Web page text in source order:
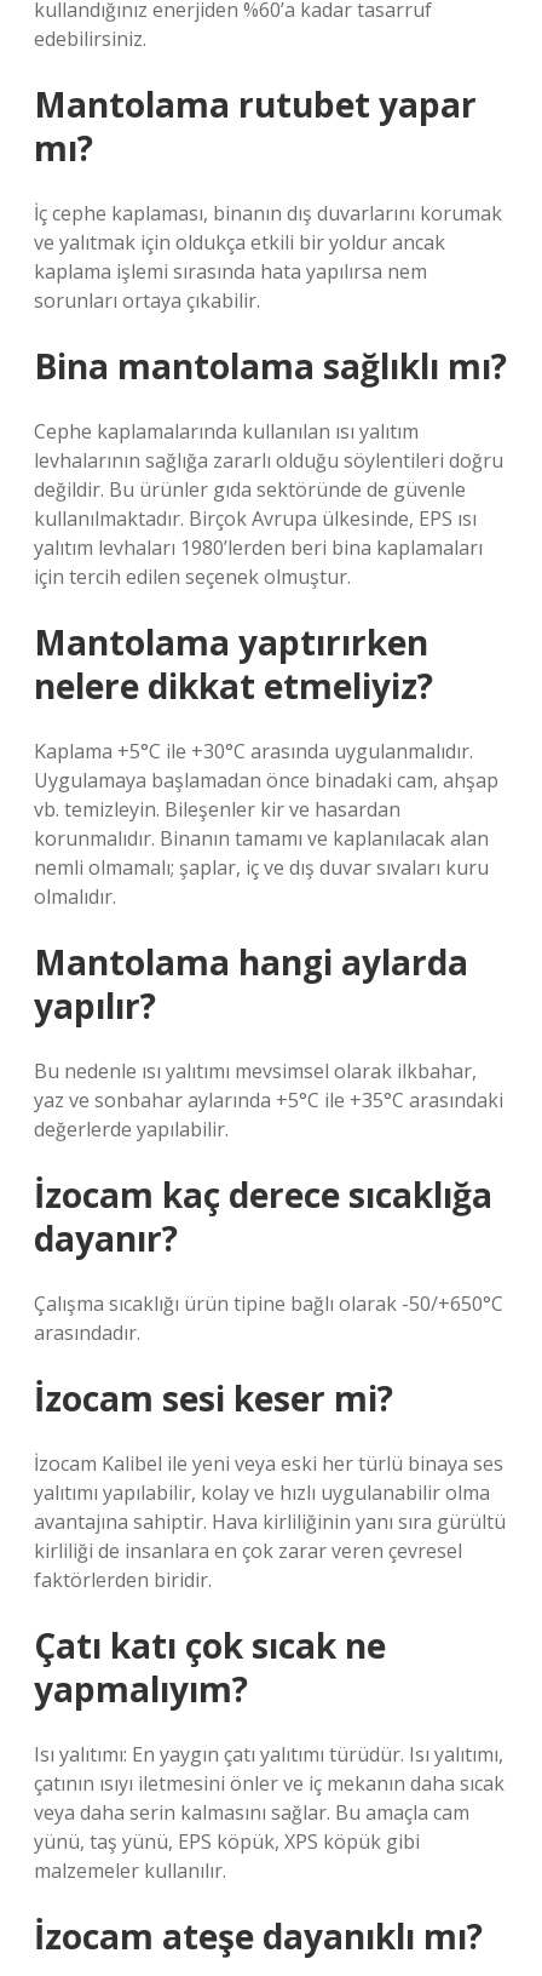
kullandığınız enerjiden %60’a kadar tasarruf
edebilirsiniz.
Mantolama rutubet yapar
mı?
İç cephe kaplaması, binanın dış duvarlarını korumak
ve yalıtmak için oldukça etkili bir yoldur ancak
kaplama işlemi sırasında hata yapılırsa nem
sorunları ortaya çıkabilir.
Bina mantolama sağlıklı mı?
Cephe kaplamalarında kullanılan ısı yalıtım
levhalarının sağlığa zararlı olduğu söylentileri doğru
değildir. Bu ürünler gıda sektöründe de güvenle
kullanılmaktadır. Birçok Avrupa ülkesinde, EPS ısı
yalıtım levhaları 1980’lerden beri bina kaplamaları
için tercih edilen seçenek olmuştur.
Mantolama yaptırırken
nelere dikkat etmeliyiz?
Kaplama +5°C ile +30°C arasında uygulanmalıdır.
Uygulamaya başlamadan önce binadaki cam, ahşap
vb. temizleyin. Bileşenler kir ve hasardan
korunmalıdır. Binanın tamamı ve kaplanılacak alan
nemli olmamalı; şaplar, iç ve dış duvar sıvaları kuru
olmalıdır.
Mantolama hangi aylarda
yapılır?
Bu nedenle ısı yalıtımı mevsimsel olarak ilkbahar,
yaz ve sonbahar aylarında +5°C ile +35°C arasındaki
değerlerde yapılabilir.
İzocam kaç derece sıcaklığa
dayanır?
Çalışma sıcaklığı ürün tipine bağlı olarak -50/+650°C
arasındadır.
İzocam sesi keser mi?
İzocam Kalibel ile yeni veya eski her türlü binaya ses
yalıtımı yapılabilir, kolay ve hızlı uygulanabilir olma
avantajına sahiptir. Hava kirliliğinin yanı sıra gürültü
kirliliği de insanlara en çok zarar veren çevresel
faktörlerden biridir.
Çatı katı çok sıcak ne
yapmalıyım?
Isı yalıtımı: En yaygın çatı yalıtımı türüdür. Isı yalıtımı,
çatının ısıyı iletmesini önler ve iç mekanın daha sıcak
veya daha serin kalmasını sağlar. Bu amaçla cam
yünü, taş yünü, EPS köpük, XPS köpük gibi
malzemeler kullanılır.
İzocam ateşe dayanıklı mı?